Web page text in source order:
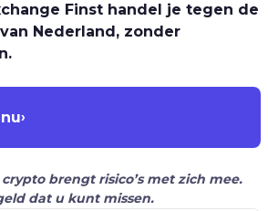
Finst handel je tegen de
Nederland, zonder
›
brengt risico’s met zich mee.
dat u kunt missen.